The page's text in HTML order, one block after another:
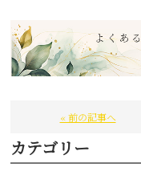
« 前の記事へ
カテゴリー